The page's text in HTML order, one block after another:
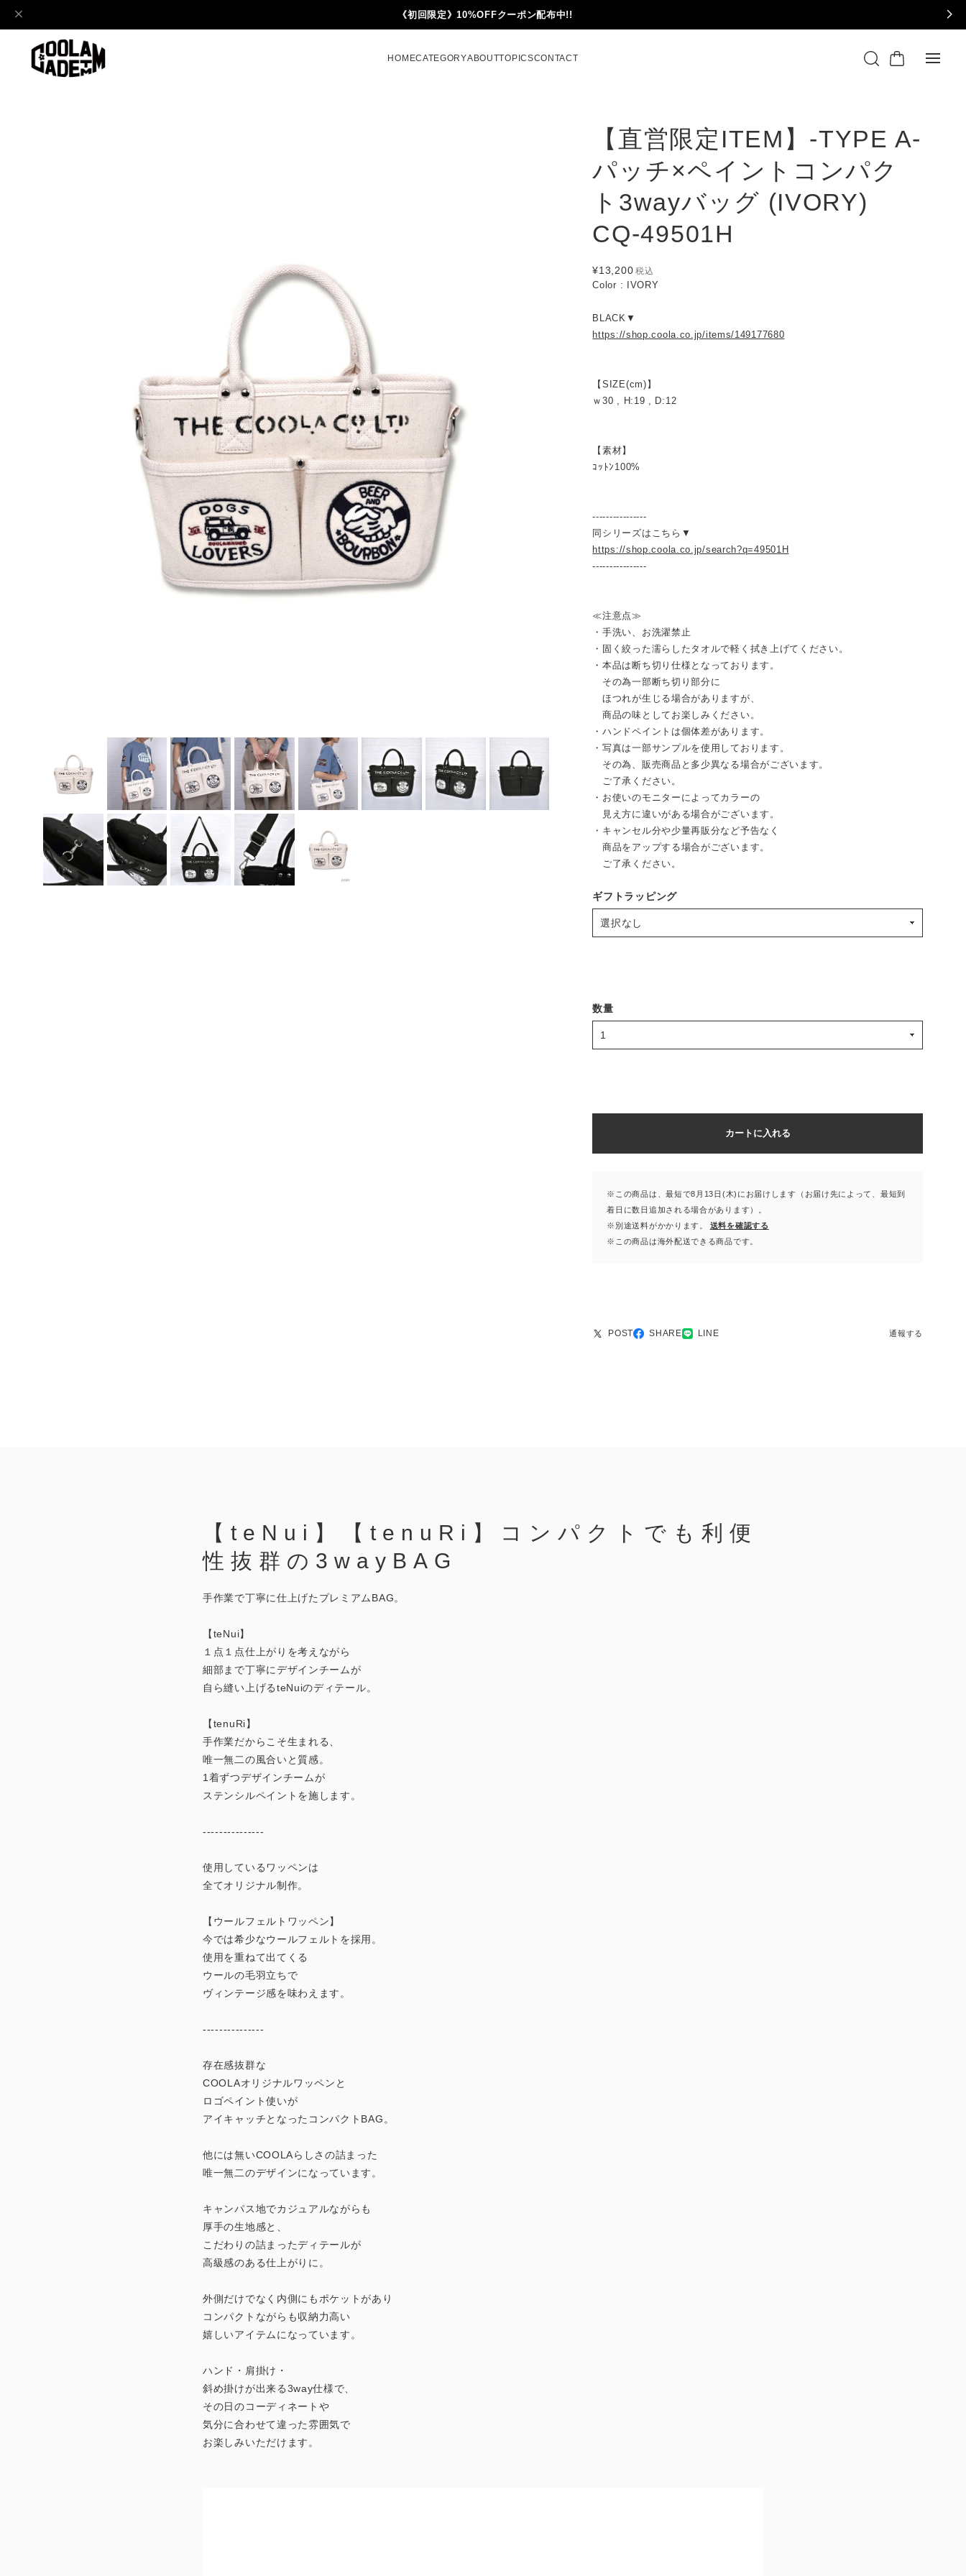
《初回限定》10%OFFクーポン配布中!!
HOMECATEGORYABOUTTOPICSCONTACT
【直営限定ITEM】-TYPE A-
パッチ×ペイントコンパク
ト3wayバッグ (IVORY)
CQ-49501H
¥13,200 税込
Color : IVORY
BLACK▼
https://shop.coola.co.jp/items/149177680
【SIZE(cm)】
ｗ30 , H:19 , D:12
【素材】
ｺｯﾄﾝ100%
----------------
同シリーズはこちら▼
https://shop.coola.co.jp/search?q=49501H
----------------
≪注意点≫
・手洗い、お洗濯禁止
・固く絞った濡らしたタオルで軽く拭き上げてください。
・本品は断ち切り仕様となっております。
その為一部断ち切り部分に
ほつれが生じる場合がありますが、
商品の味としてお楽しみください。
・ハンドペイントは個体差があります。
・写真は一部サンプルを使用しております。
その為、販売商品と多少異なる場合がございます。
ご了承ください。
・お使いのモニターによってカラーの
見え方に違いがある場合がございます。
・キャンセル分や少量再販分など予告なく
商品をアップする場合がございます。
ご了承ください。
ギフトラッピング
数量
カートに入れる
※この商品は、最短で8月13日(木)にお届けします（お届け先によって、最短到
着日に数日追加される場合があります）。
※別途送料がかかります。
送料を確認する
※この商品は海外配送できる商品です。
POST SHARE LINE 通報する
【teNui】【tenuRi】コンパクトでも利便
性抜群の3wayBAG
手作業で丁寧に仕上げたプレミアムBAG。
【teNui】
１点１点仕上がりを考えながら
細部まで丁寧にデザインチームが
自ら縫い上げるteNuiのディテール。
【tenuRi】
手作業だからこそ生まれる、
唯一無二の風合いと質感。
1着ずつデザインチームが
ステンシルペイントを施します。
---------------
使用しているワッペンは
全てオリジナル制作。
【ウールフェルトワッペン】
今では希少なウールフェルトを採用。
使用を重ねて出てくる
ウールの毛羽立ちで
ヴィンテージ感を味わえます。
---------------
存在感抜群な
COOLAオリジナルワッペンと
ロゴペイント使いが
アイキャッチとなったコンパクトBAG。
他には無いCOOLAらしさの詰まった
唯一無二のデザインになっています。
キャンパス地でカジュアルながらも
厚手の生地感と、
こだわりの詰まったディテールが
高級感のある仕上がりに。
外側だけでなく内側にもポケットがあり
コンパクトながらも収納力高い
嬉しいアイテムになっています。
ハンド・肩掛け・
斜め掛けが出来る3way仕様で、
その日のコーディネートや
気分に合わせて違った雰囲気で
お楽しみいただけます。